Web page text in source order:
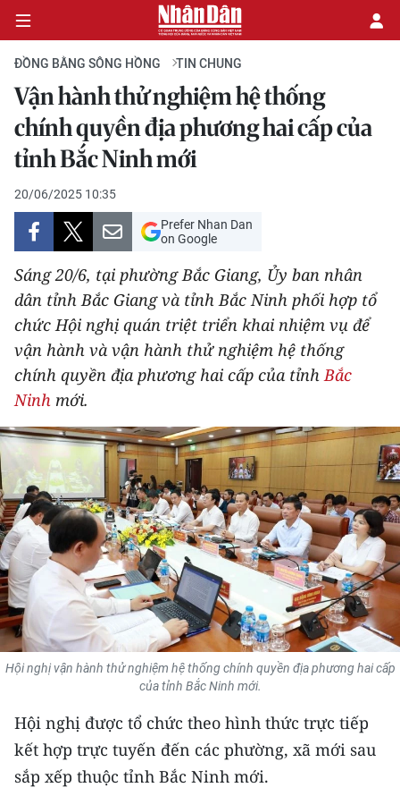
CHÍNH TRỊ
KINH TẾ
VĂN HÓA
XÃ HỘI
PHÁP LUẬT
DU LỊCH
THẾ GIỚI
THỂ THAO
GIÁO DỤC
Y TẾ
KHOA HỌC - CÔNG NGHỆ
MÔI TRƯỜNG
BẠN ĐỌC
KIỂM CHỨNG THÔNG TIN
TRI THỨC CHUYÊN SÂU
54 DÂN TỘC VIỆT NAM
ĐỒNG BẰNG SÔNG HỒNG TIN CHUNG
Vận hành thử nghiệm hệ thống
chính quyền địa phương hai cấp của
tỉnh Bắc Ninh mới
20/06/2025 10:35
Prefer Nhan Dan
on Google
Sáng 20/6, tại phường Bắc Giang, Ủy ban nhân
dân tỉnh Bắc Giang và tỉnh Bắc Ninh phối hợp tổ
chức Hội nghị quán triệt triển khai nhiệm vụ để
vận hành và vận hành thử nghiệm hệ thống
chính quyền địa phương hai cấp của tỉnhBắc
Ninh mới.
Hội nghị vận hành thử nghiệm hệ thống chính quyền địa phương hai cấp
của tỉnh Bắc Ninh mới.
Hội nghị được tổ chức theo hình thức trực tiếp
kết hợp trực tuyến đến các phường, xã mới sau
sắp xếp thuộc tỉnh Bắc Ninh mới.